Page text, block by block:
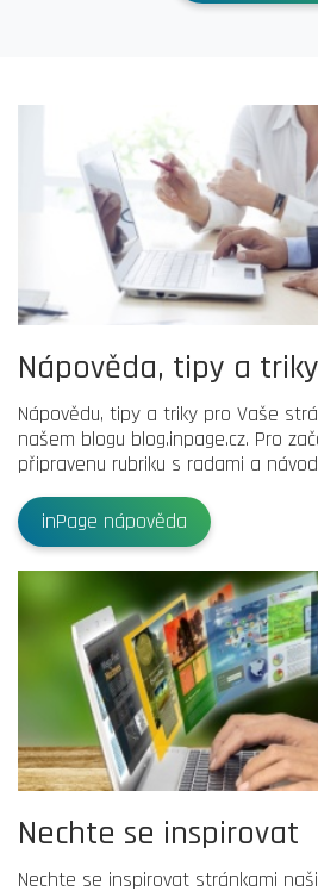
Nápověda, tipy a triky
Nápovědu, tipy a triky pro Vaše
našem blogu blog.inpage.cz. Pro
připravenu rubriku s radami a
inPage nápověda
Nechte se inspirovat
Nechte se inspirovat stránkami